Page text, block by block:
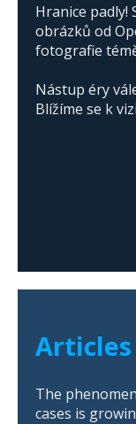
Hranice
obrázků od
fotografie
Nástup éry
Blížíme se k
The
cases is